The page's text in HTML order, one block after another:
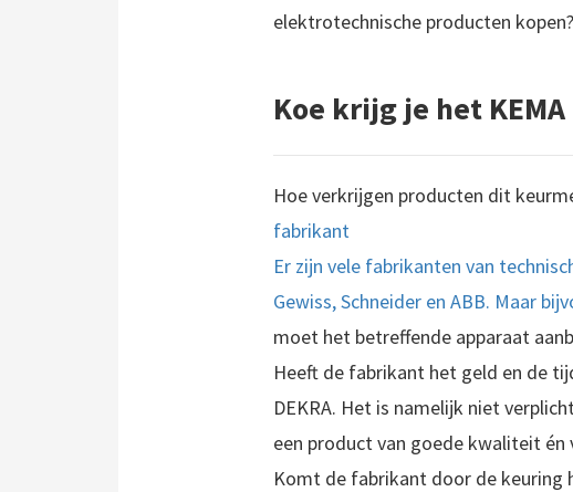
elektrotechnische producten kopen?
Koe krijg je het
Hoe verkrijgen producten dit
fabrikant
Er zijn vele fabrikanten van
Gewiss, Schneider en ABB. Maar
moet het betreffende apparaat
Heeft de fabrikant het geld en de
DEKRA. Het is namelijk niet
een product van goede kwaliteit
Komt de fabrikant door de keuring